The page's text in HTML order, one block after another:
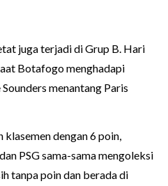
juga terjadi di Grup B. Hari
Botafogo menghadapi
menantang Paris
dengan 6 poin,
PSG sama-sama mengoleksi
tanpa poin dan berada di